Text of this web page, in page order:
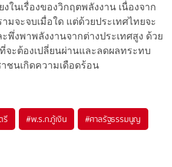
ในเรื่องของวิกฤตพลังงาน เนื่องจาก
มจะจบเมื่อใด แต่ด้วยประเทศไทยจะ
พึ่งพาพลังงานจากต่างประเทศสูง ด้วย
จะต้องเปลี่ยนผ่านและลดผลทระทบ
ชนเกิดความเดือดร้อน
รี #พ.ร.ก.กู้เงิน #ศาลรัฐธรรมนูญ